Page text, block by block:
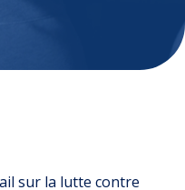
sur la lutte contre